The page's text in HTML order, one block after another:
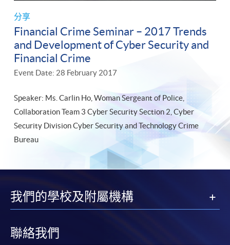
分享
Financial Crime Seminar – 2017 Trends
and Development of Cyber Security and
Financial Crime
Event Date: 28 February 2017
Speaker: Ms. Carlin Ho, Woman Sergeant of Police,
Collaboration Team 3 Cyber Security Section 2, Cyber
Security Division Cyber Security and Technology Crime
Bureau
我們的學校及附屬機構
聯絡我們